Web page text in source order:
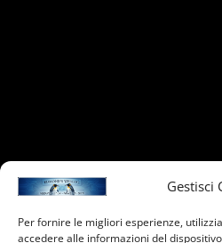
Gestisci
Per fornire le migliori esperienze,
accedere alle informazioni del